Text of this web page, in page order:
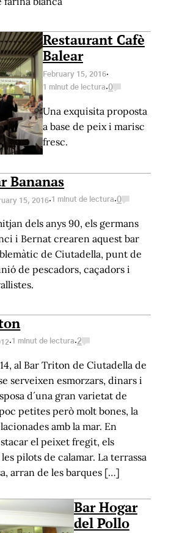
Restaurant Cafè
Balear
February 15, 2016·
1 minut de lectura·0
Una exquisita proposta
a base de peix i marisc
fresc.
Bananas
15, 2016·1 minut de lectura·0
dels anys 90, els germans
i Bernat crearen aquest bar
de Ciutadella, punt de
de pescadors, caçadors i
·1 minut de lectura·2
al Bar Triton de Ciutadella de
serveixen esmorzars, dinars i
d´una gran varietat de
petites però molt bones, la
amb la mar. En
el peixet fregit, els
pilots de calamar. La terrassa
arran de les barques […]
Bar Hogar
del Pollo